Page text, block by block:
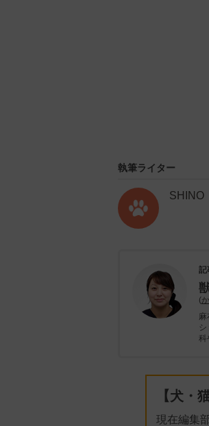
執筆ライター
SHINO
記
(
科
【犬・
現在編集